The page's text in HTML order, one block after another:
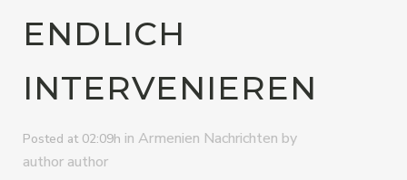
ENDLICH
INTERVENIEREN
Posted at 02:09h in Armenien Nachrichten by
author author